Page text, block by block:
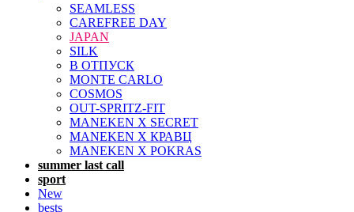
SEAMLESS
CAREFREE DAY
JAPAN
SILK
В ОТПУСК
MONTE CARLO
COSMOS
OUT-SPRITZ-FIT
MANEKEN X SECRET
MANEKEN X КРАВЦ
MANEKEN X POKRAS
summer last call
sport
New
bests